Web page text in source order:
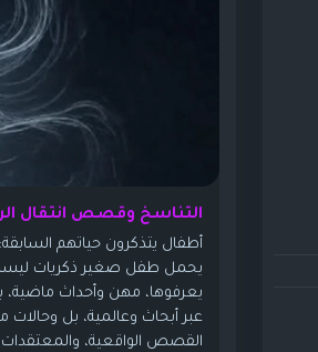
التناسخ وقصص انتقال
أطفال يتذكرون حياتهم
يحمل طفل صغير ذكريات
يعرفوها، مهن وأحداث
عبر أبحاث وعالمية، بل وحالات
القصص الواقعية، والمعتقدات